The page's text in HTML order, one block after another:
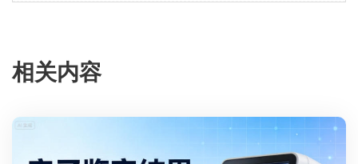
相关内容